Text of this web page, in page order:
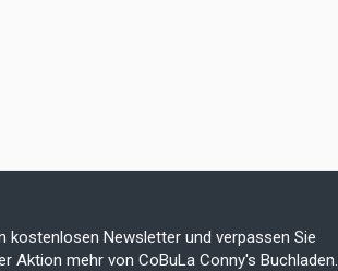
kostenlosen Newsletter und verpassen Sie
Aktion mehr von CoBuLa Conny's Buchladen.